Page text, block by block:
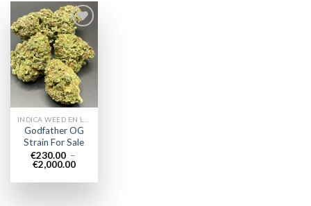
Add to
wishlist
Godfather OG
Strain For Sale
€230.00 –
€2,000.00Plage
prix :